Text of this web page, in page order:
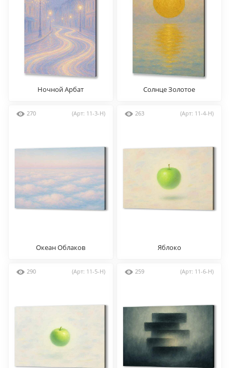
Ночной Арбат Солнце Золотое
270 (Арт: 11-3-H)
Океан Облаков
263 (Арт: 11-4-H)
Яблоко
290 (Арт: 11-5-H) 259 (Арт: 11-6-H)